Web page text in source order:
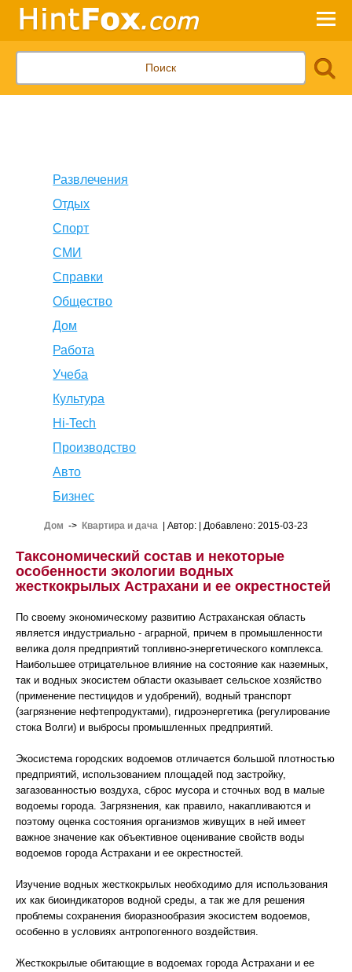
Развлечения
Отдых
Спорт
СМИ
Справки
Общество
Дом
Работа
Учеба
Культура
Hi-Tech
Производство
Авто
Бизнес
Дом -> Квартира и дача | Автор: | Добавлено: 2015-03-23
Таксономический состав и некоторые
особенности экологии водных
жесткокрылых Астрахани и ее окрестностей
По своему экономическому развитию Астраханская область
является индустриально - аграрной, причем в промышленности
велика доля предприятий топливно-энергетического комплекса.
Наибольшее отрицательное влияние на состояние как наземных,
так и водных экосистем области оказывает сельское хозяйство
(применение пестицидов и удобрений), водный транспорт
(загрязнение нефтепродуктами), гидроэнергетика (регулирование
стока Волги) и выбросы промышленных предприятий.
Экосистема городских водоемов отличается большой плотностью
предприятий, использованием площадей под застройку,
загазованностью воздуха, сброс мусора и сточных вод в малые
водоемы города. Загрязнения, как правило, накапливаются и
поэтому оценка состояния организмов живущих в ней имеет
важное значение как объективное оценивание свойств воды
водоемов города Астрахани и ее окрестностей.
Изучение водных жесткокрылых необходимо для использования
их как биоиндикаторов водной среды, а так же для решения
проблемы сохранения биоразнообразия экосистем водоемов,
особенно в условиях антропогенного воздействия.
Жесткокрылые обитающие в водоемах города Астрахани и ее